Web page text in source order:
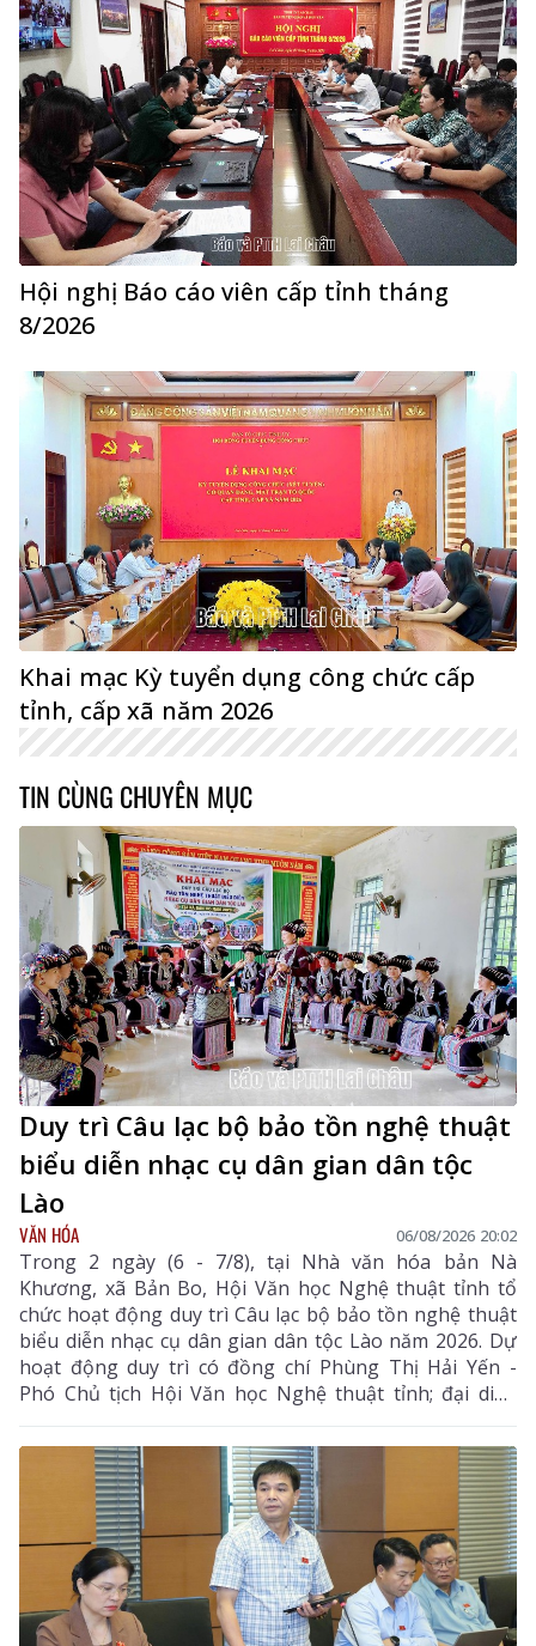
Hội nghị Báo cáo viên cấp tỉnh tháng
8/2026
Khai mạc Kỳ tuyển dụng công chức cấp
tỉnh, cấp xã năm 2026
TIN CÙNG CHUYÊN MỤC
Duy trì Câu lạc bộ bảo tồn nghệ thuật
biểu diễn nhạc cụ dân gian dân tộc
Lào
VĂN HÓA 06/08/2026 20:02
Trong 2 ngày (6 - 7/8), tại Nhà văn hóa bản Nà
Khương, xã Bản Bo, Hội Văn học Nghệ thuật tỉnh tổ
chức hoạt động duy trì Câu lạc bộ bảo tồn nghệ thuật
biểu diễn nhạc cụ dân gian dân tộc Lào năm 2026. Dự
hoạt động duy trì có đồng chí Phùng Thị Hải Yến -
Phó Chủ tịch Hội Văn học Nghệ thuật tỉnh; đại diện
Phòng Văn hóa - Xã hội xã Bản Bo và 24 thành viên
câu lạc bộ.